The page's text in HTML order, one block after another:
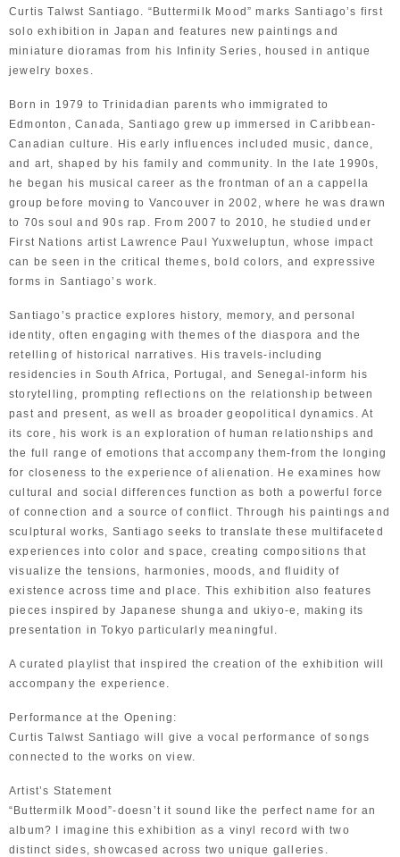
Curtis Talwst Santiago. “Buttermilk Mood” marks Santiago’s first
solo exhibition in Japan and features new paintings and
miniature dioramas from his Infinity Series, housed in antique
jewelry boxes.
Born in 1979 to Trinidadian parents who immigrated to
Edmonton, Canada, Santiago grew up immersed in Caribbean-
Canadian culture. His early influences included music, dance,
and art, shaped by his family and community. In the late 1990s,
he began his musical career as the frontman of an a cappella
group before moving to Vancouver in 2002, where he was drawn
to 70s soul and 90s rap. From 2007 to 2010, he studied under
First Nations artist Lawrence Paul Yuxweluptun, whose impact
can be seen in the critical themes, bold colors, and expressive
forms in Santiago’s work.
Santiago’s practice explores history, memory, and personal
identity, often engaging with themes of the diaspora and the
retelling of historical narratives. His travels-including
residencies in South Africa, Portugal, and Senegal-inform his
storytelling, prompting reflections on the relationship between
past and present, as well as broader geopolitical dynamics. At
its core, his work is an exploration of human relationships and
the full range of emotions that accompany them-from the longing
for closeness to the experience of alienation. He examines how
cultural and social differences function as both a powerful force
of connection and a source of conflict. Through his paintings and
sculptural works, Santiago seeks to translate these multifaceted
experiences into color and space, creating compositions that
visualize the tensions, harmonies, moods, and fluidity of
existence across time and place. This exhibition also features
pieces inspired by Japanese shunga and ukiyo-e, making its
presentation in Tokyo particularly meaningful.
A curated playlist that inspired the creation of the exhibition will
accompany the experience.
Performance at the Opening:
Curtis Talwst Santiago will give a vocal performance of songs
connected to the works on view.
Artist’s Statement
“Buttermilk Mood”-doesn’t it sound like the perfect name for an
album? I imagine this exhibition as a vinyl record with two
distinct sides, showcased across two unique galleries.